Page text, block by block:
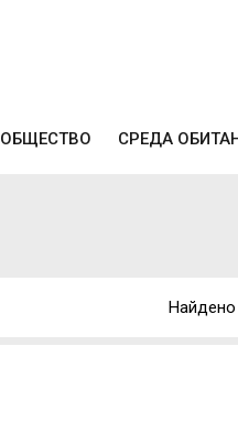
ОБЩЕСТВО СРЕДА
Найдено